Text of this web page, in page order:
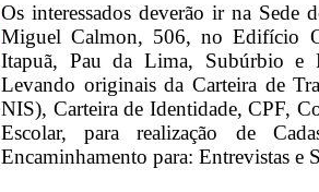
Os interessados deverão ir na
Miguel Calmon, 506, no Edifício
Itapuã, Pau da Lima, Subúrbio
Levando originais da Carteira de
NIS), Carteira de Identidade, CPF,
Escolar, para realização de
Encaminhamento para: Entrevistas e